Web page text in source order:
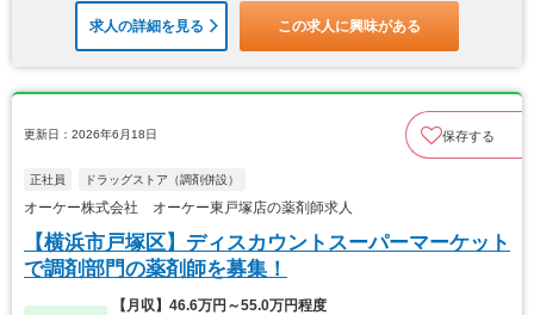
求人の詳細を見る この求人に興味がある
更新日：2026年6月18日 保存する
正社員 ドラッグストア（調剤併設）
オーケー株式会社 オーケー東戸塚店の薬剤師求人
【横浜市戸塚区】ディスカウントスーパーマーケット
で調剤部門の薬剤師を募集！
【月収】46.6万円～55.0万円程度